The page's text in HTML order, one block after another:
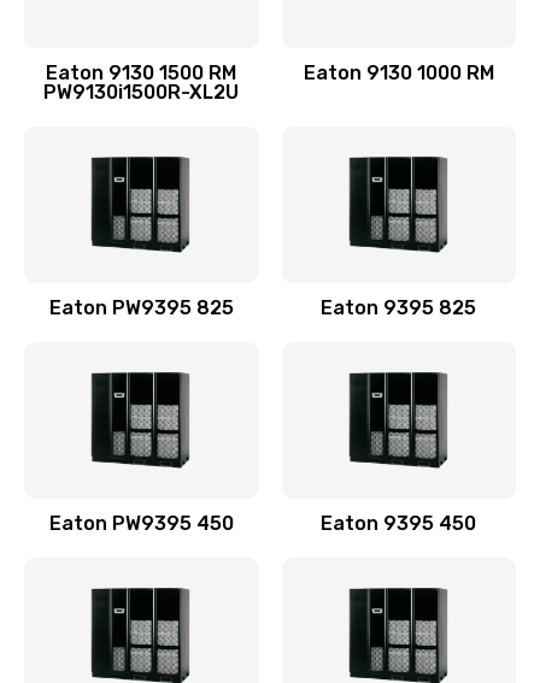
Eaton 9130 1500 RM
PW9130i1500R-XL2U
Eaton 9130 1000 RM
Eaton PW9395 825 Eaton 9395 825
Eaton PW9395 450 Eaton 9395 450